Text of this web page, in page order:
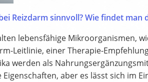
Reizdarm sinnvoll? Wie findet
lebensfähige Mikroorganismen,
Leitlinie, einer Therapie-
werden als
aber es lässt sich im